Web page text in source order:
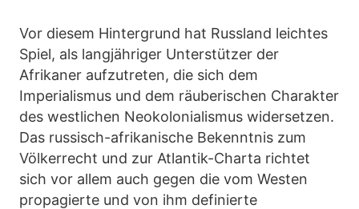
Vor diesem Hintergrund hat Russland leichtes
Spiel, als langjähriger Unterstützer der
Afrikaner aufzutreten, die sich dem
Imperialismus und dem räuberischen Charakter
des westlichen Neokolonialismus widersetzen.
Das russisch-afrikanische Bekenntnis zum
Völkerrecht und zur Atlantik-Charta richtet
sich vor allem auch gegen die vom Westen
propagierte und von ihm definierte